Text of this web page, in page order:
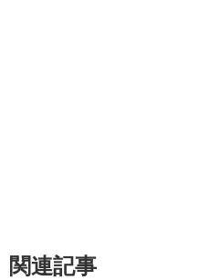
関連記事